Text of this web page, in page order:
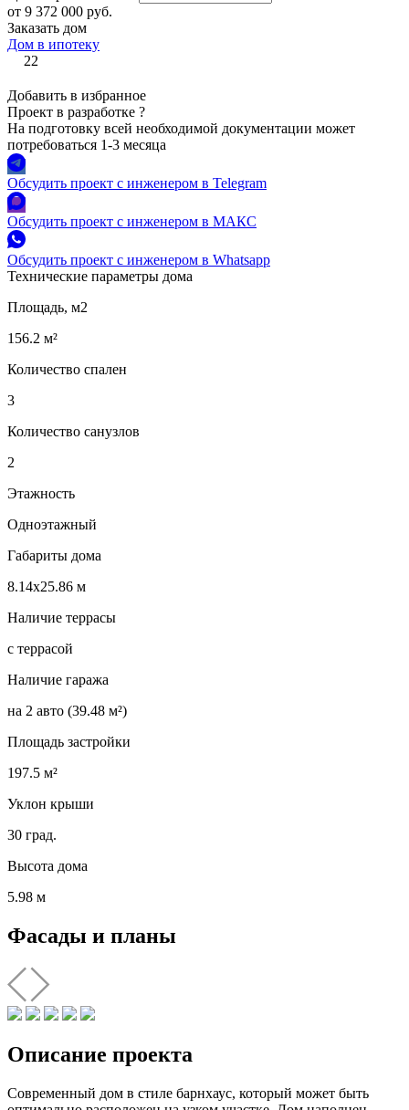
от 9 372 000 руб.
Заказать дом
Дом в ипотеку
22
Добавить в избранное
Проект в разработке ?
На подготовку всей необходимой документации может
потребоваться 1-3 месяца
Обсудить проект с инженером в Telegram
Обсудить проект с инженером в МАКС
Обсудить проект с инженером в Whatsapp
Технические параметры дома
Площадь, м2
156.2 м²
Количество спален
3
Количество санузлов
2
Этажность
Одноэтажный
Габариты дома
8.14х25.86 м
Наличие террасы
с террасой
Наличие гаража
на 2 авто (39.48 м²)
Площадь застройки
197.5 м²
Уклон крыши
30 град.
Высота дома
5.98 м
Фасады и планы
Описание проекта
Современный дом в стиле барнхаус, который может быть